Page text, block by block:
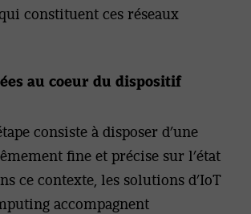
constituent ces réseaux
au coeur du dispositif
consiste à disposer d’une
fine et précise sur l’état
ce contexte, les solutions d’IoT
accompagnent